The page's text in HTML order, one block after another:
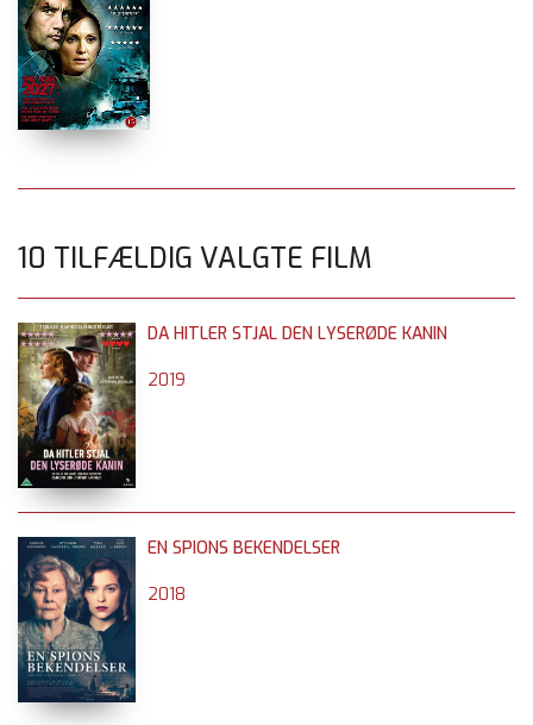
10 TILFÆLDIG VALGTE FILM
DA HITLER STJAL DEN LYSERØDE KANIN
2019
EN SPIONS BEKENDELSER
2018